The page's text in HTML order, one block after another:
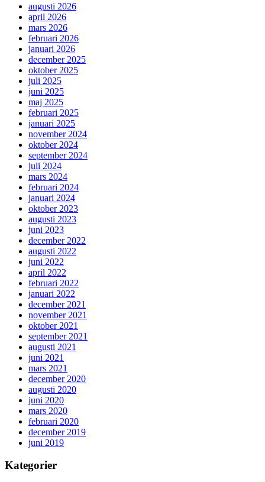
augusti 2026
april 2026
mars 2026
februari 2026
januari 2026
december 2025
oktober 2025
juli 2025
juni 2025
maj 2025
februari 2025
januari 2025
november 2024
oktober 2024
september 2024
juli 2024
mars 2024
februari 2024
januari 2024
oktober 2023
augusti 2023
juni 2023
december 2022
augusti 2022
juni 2022
april 2022
februari 2022
januari 2022
december 2021
november 2021
oktober 2021
september 2021
augusti 2021
juni 2021
mars 2021
december 2020
augusti 2020
juni 2020
mars 2020
februari 2020
december 2019
juni 2019
Kategorier